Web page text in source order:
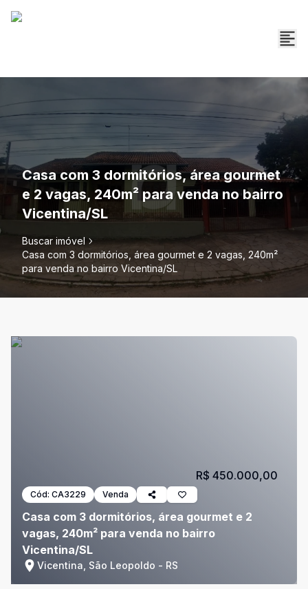
Casa com 3 dormitórios, área gourmet
e 2 vagas, 240m² para venda no bairro
Vicentina/SL
Buscar imóvel
Casa com 3 dormitórios, área gourmet e 2 vagas, 240m²
para venda no bairro Vicentina/SL
Cód: CA3229 Venda
Casa com 3 dormitórios, área gourmet e 2
vagas, 240m² para venda no bairro
Vicentina/SL
Vicentina, São Leopoldo - RS
R$ 450.000,00